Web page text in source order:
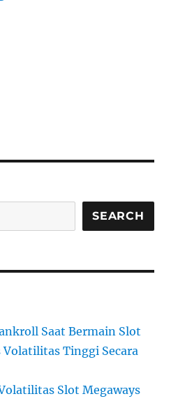
SEARCH
Saat Bermain Slot
Volatilitas Tinggi Secara
Slot Megaways